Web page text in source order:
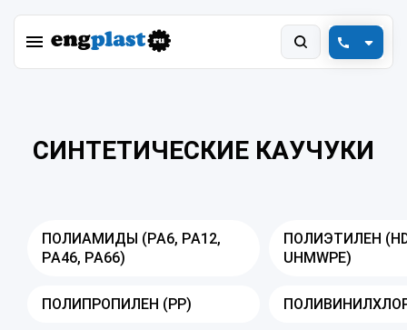
engplast@vink.ru
СИНТЕТИЧЕСКИЕ КАУЧУКИ
ПОЛИАМИДЫ (PA6, PA12,
PA46, PA66)
ПОЛИЭТИЛЕН
UHMWPE)
ПОЛИПРОПИЛЕН (PP)